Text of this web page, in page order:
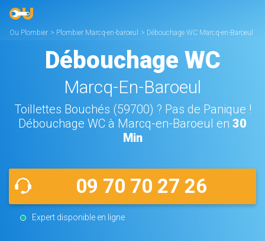
Ou Plombier > Plombier Marcq-en-baroeul > Débouchage WC Marcq-en-Baroeul
Débouchage WC
Marcq-En-Baroeul
Toillettes Bouchés (59700) ? Pas de Panique !
Débouchage WC à Marcq-en-Baroeul en 30
Min
09 70 70 27 26
Expert disponible en ligne